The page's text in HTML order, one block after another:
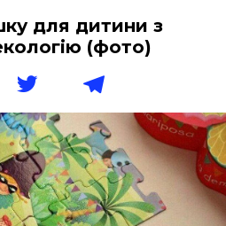
для дитини з
(фото)